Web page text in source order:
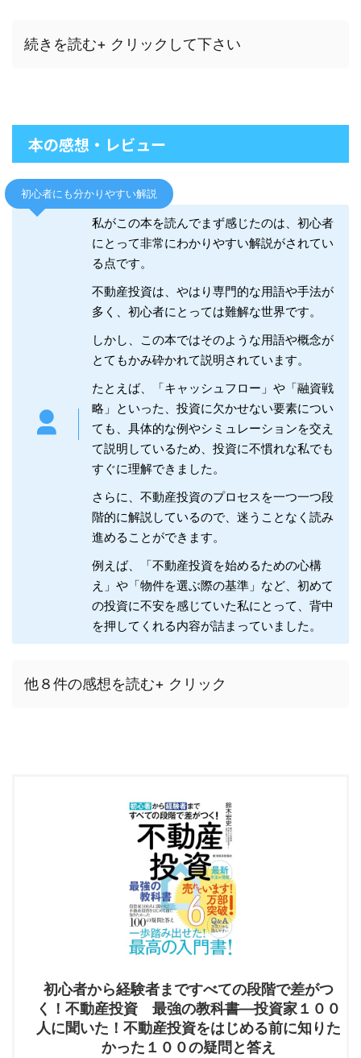
続きを読む+ クリックして下さい
本の感想・レビュー
初心者にも分かりやすい解説
私がこの本を読んでまず感じたのは、初心者
にとって非常にわかりやすい解説がされてい
る点です。
不動産投資は、やはり専門的な用語や手法が
多く、初心者にとっては難解な世界です。
しかし、この本ではそのような用語や概念が
とてもかみ砕かれて説明されています。
たとえば、「キャッシュフロー」や「融資戦
略」といった、投資に欠かせない要素につい
ても、具体的な例やシミュレーションを交え
て説明しているため、投資に不慣れな私でも
すぐに理解できました。
さらに、不動産投資のプロセスを一つ一つ段
階的に解説しているので、迷うことなく読み
進めることができます。
例えば、「不動産投資を始めるための心構
え」や「物件を選ぶ際の基準」など、初めて
の投資に不安を感じていた私にとって、背中
を押してくれる内容が詰まっていました。
他８件の感想を読む+ クリック
初心者から経験者まですべての段階で差がつ
く！不動産投資 最強の教科書―投資家１００
人に聞いた！不動産投資をはじめる前に知りた
かった１００の疑問と答え